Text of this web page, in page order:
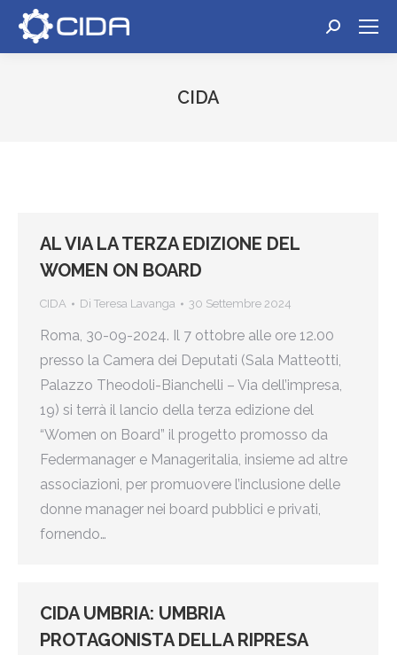
Cerca:
CIDA
AL VIA LA TERZA EDIZIONE DEL
WOMEN ON BOARD
CIDA Di Teresa Lavanga 30 Settembre 2024
Roma, 30-09-2024. Il 7 ottobre alle ore 12.00
presso la Camera dei Deputati (Sala Matteotti,
Palazzo Theodoli-Bianchelli – Via dell’impresa,
19) si terrà il lancio della terza edizione del
“Women on Board” il progetto promosso da
Federmanager e Manageritalia, insieme ad altre
associazioni, per promuovere l’inclusione delle
donne manager nei board pubblici e privati,
fornendo…
CIDA UMBRIA: UMBRIA
PROTAGONISTA DELLA RIPRESA